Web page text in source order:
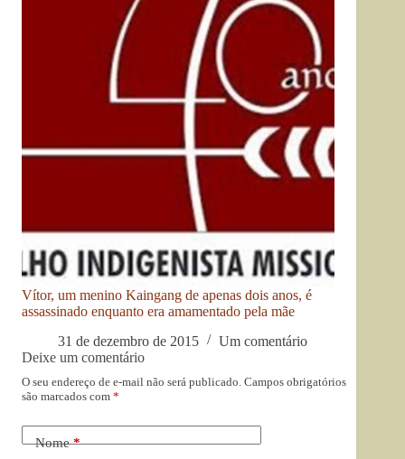
Vítor, um menino Kaingang de apenas dois anos, é
assassinado enquanto era amamentado pela mãe
31 de dezembro de 2015
Um comentário
Deixe um comentário
O seu endereço de e-mail não será publicado. Campos obrigatórios
são marcados com *
Nome*